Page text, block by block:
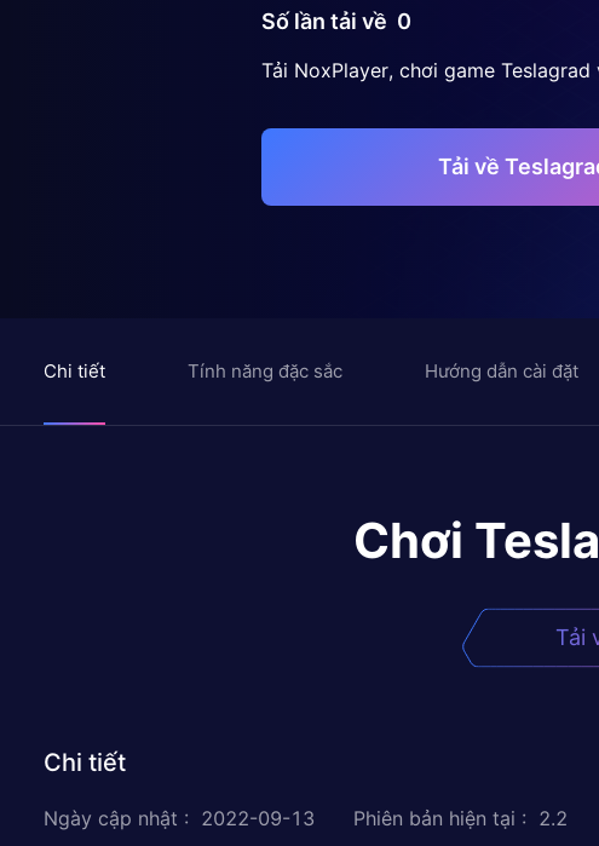
Số lần tải về 0
Tải NoxPlayer, chơi game
Tải về
Chi tiết Tính năng đặc sắc Hướng dẫn cài đặt
Chơi
Tải
Chi tiết
Ngày cập nhật : 2022-09-13 Phiên bản hiện tại : 2.2